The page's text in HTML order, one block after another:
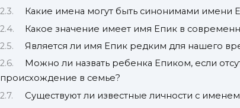
Какие имена могут быть синонимами имени
Какое значение имеет имя Епик в
Является ли имя Епик редким для нашего
Можно ли назвать ребенка Епиком, если
происхождение в семье?
Существуют ли известные личности с